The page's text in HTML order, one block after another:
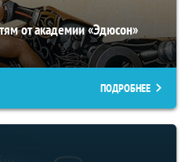
от академии «Эдюсон»
ПОДРОБНЕЕ